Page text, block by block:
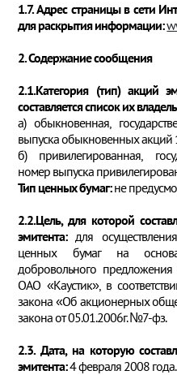
1.7. Адрес страницы в сети
для раскрытия информации:
2. Содержание сообщения
2.1.Категория (тип) акций
составляется список их
а) обыкновенная,
выпуска обыкновенных
б) привилегированная,
номер выпуска
Тип ценных бумаг:не
2.2.Цель, для которой
эмитента:для
ценных бумаг на
добровольного
ОАО «Каустик», в
закона «Об акционерных
закона от 05.01.2006г. №7-фз.
2.3. Дата, на которую
эмитента:4 февраля 2008 года.